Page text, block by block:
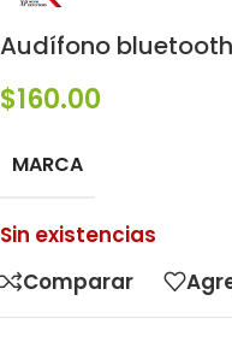
Audífono bluetooth
$160.00
MARCA
Sin existencias
Comparar